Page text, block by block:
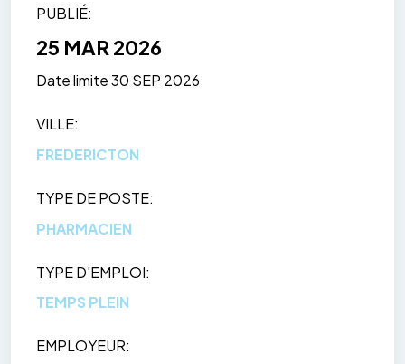
PUBLIÉ
25 MAR 2026
Date limite30 SEP 2026
VILLE
FREDERICTON
TYPE DE POSTE
PHARMACIEN
TYPE D'EMPLOI
TEMPS PLEIN
EMPLOYEUR